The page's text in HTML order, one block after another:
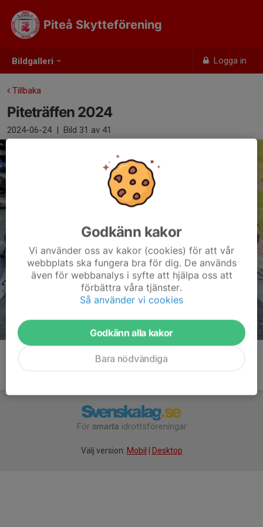
Bildgalleri Logga in
Piteå Skytteförening
Tillbaka
Piteträffen 2024
2024-06-24 | Bild 31 av 41
För smarta idrottsföreningar
Välj version: Mobil | Desktop
Godkänn kakor
Vi använder oss av kakor (cookies) för att vår
webbplats ska fungera bra för dig. De används
även för webbanalys i syfte att hjälpa oss att
förbättra våra tjänster.
Så använder vi cookies
Godkänn alla kakor
Bara nödvändiga